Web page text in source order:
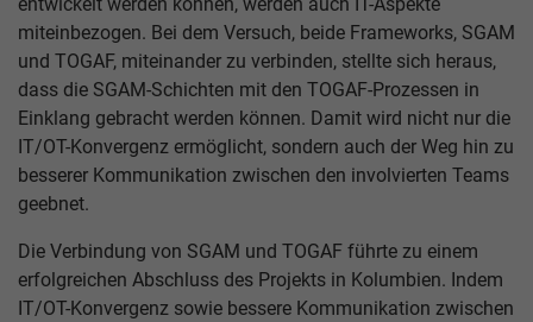
miteinbezogen. Bei dem Versuch, beide Frameworks, SGAM
und TOGAF, miteinander zu verbinden, stellte sich heraus,
dass die SGAM-Schichten mit den TOGAF-Prozessen in
Einklang gebracht werden können. Damit wird nicht nur die
IT/OT-Konvergenz ermöglicht, sondern auch der Weg hin zu
besserer Kommunikation zwischen den involvierten Teams
geebnet.
Die Verbindung von SGAM und TOGAF führte zu einem
erfolgreichen Abschluss des Projekts in Kolumbien. Indem
IT/OT-Konvergenz sowie bessere Kommunikation zwischen